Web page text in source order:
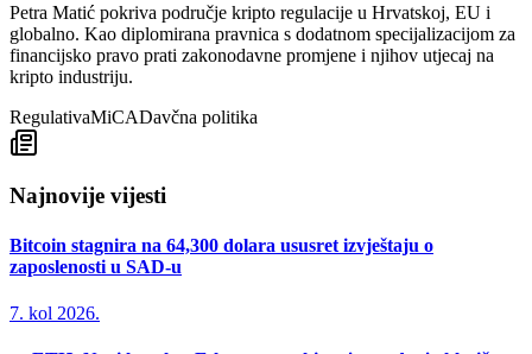
Petra Matić pokriva područje kripto regulacije u Hrvatskoj, EU i
globalno. Kao diplomirana pravnica s dodatnom specijalizacijom za
financijsko pravo prati zakonodavne promjene i njihov utjecaj na
kripto industriju.
RegulativaMiCADavčna politika
Najnovije vijesti
Bitcoin stagnira na 64,300 dolara ususret izvještaju o
zaposlenosti u SAD-u
7. kol 2026.